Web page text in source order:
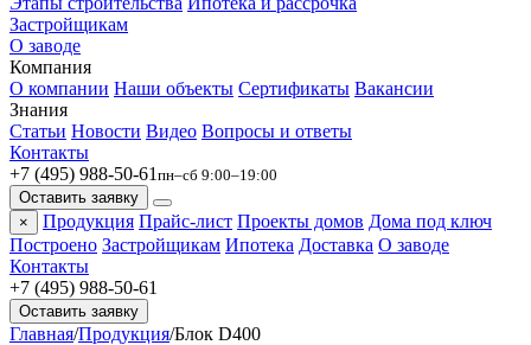
Застройщикам
О заводе
Компания
О компании Наши объекты Сертификаты Вакансии
Знания
Статьи Новости Видео Вопросы и ответы
Контакты
+7 (495) 988-50-61 пн–сб 9:00–19:00
Оставить заявку
×
Продукция Прайс-лист Проекты домов Дома под ключ
Построено Застройщикам Ипотека Доставка О заводе
Контакты
+7 (495) 988-50-61
Оставить заявку
Главная/Продукция/Блок D400